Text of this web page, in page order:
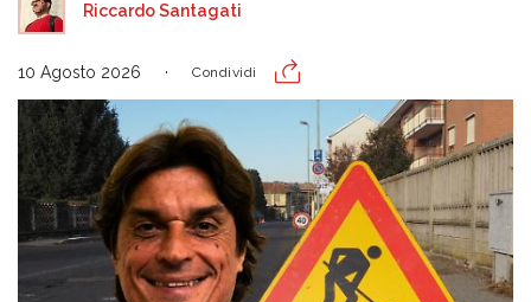
Riccardo Santagati
10 Agosto 2026 Condividi